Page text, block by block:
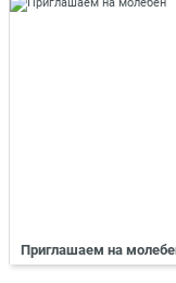
Приглашаем на